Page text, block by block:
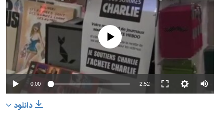
فرهنگ و زندگی
حقوق شهروندی
علم و فناوری
اسرائیل در جنگ
مستندها
انتخابات ریاست جمهوری آمریکا ۲۰۲۴
حمله جمهوری اسلامی به اسرائیل
رمز مهسا
ورزش زنان در ایران
دنبال کنید
زبانهای مختلف
No media source currently available
0:00 2:52
دانلود